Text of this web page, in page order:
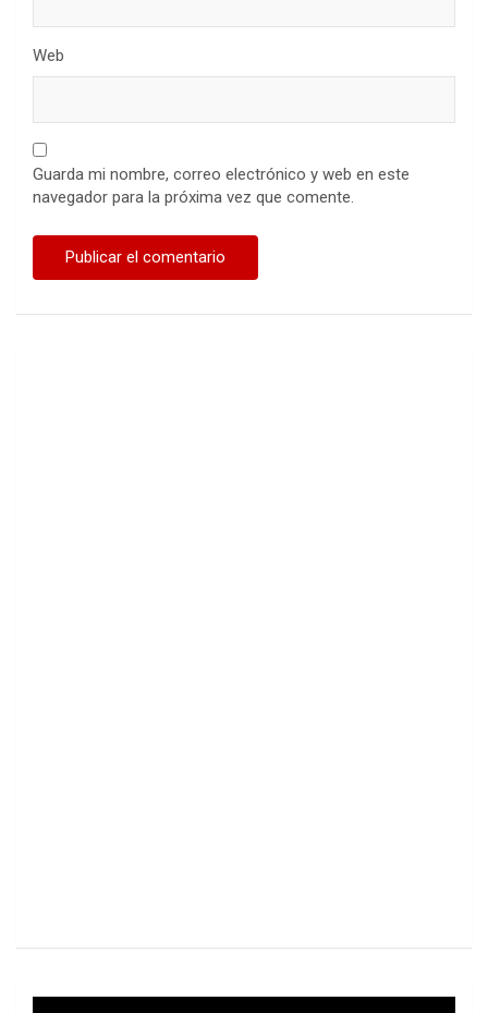
Web
Guarda mi nombre, correo electrónico y web en este
navegador para la próxima vez que comente.